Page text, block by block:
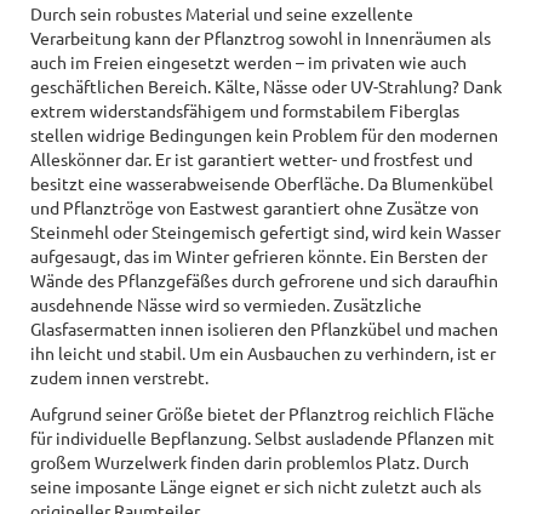
Durch sein robustes Material und seine exzellente
Verarbeitung kann der Pflanztrog sowohl in Innenräumen als
auch im Freien eingesetzt werden – im privaten wie auch
geschäftlichen Bereich. Kälte, Nässe oder UV-Strahlung? Dank
extrem widerstandsfähigem und formstabilem Fiberglas
stellen widrige Bedingungen kein Problem für den modernen
Alleskönner dar. Er ist garantiert wetter- und frostfest und
besitzt eine wasserabweisende Oberfläche. Da Blumenkübel
und Pflanztröge von Eastwest garantiert ohne Zusätze von
Steinmehl oder Steingemisch gefertigt sind, wird kein Wasser
aufgesaugt, das im Winter gefrieren könnte. Ein Bersten der
Wände des Pflanzgefäßes durch gefrorene und sich daraufhin
ausdehnende Nässe wird so vermieden. Zusätzliche
Glasfasermatten innen isolieren den Pflanzkübel und machen
ihn leicht und stabil. Um ein Ausbauchen zu verhindern, ist er
zudem innen verstrebt.
Aufgrund seiner Größe bietet der Pflanztrog reichlich Fläche
für individuelle Bepflanzung. Selbst ausladende Pflanzen mit
großem Wurzelwerk finden darin problemlos Platz. Durch
seine imposante Länge eignet er sich nicht zuletzt auch als